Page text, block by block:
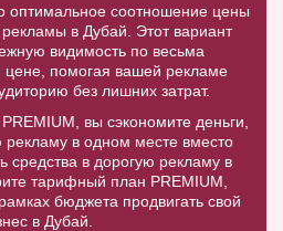
оптимальное соотношение цены
в Дубай. Этот вариант
видимость по весьма
цене, помогая вашей рекламе
без лишних затрат.
вы сэкономите деньги,
в одном месте вместо
средства в дорогую рекламу в
тарифный план PREMIUM,
бюджета продвигать свой
в Дубай.